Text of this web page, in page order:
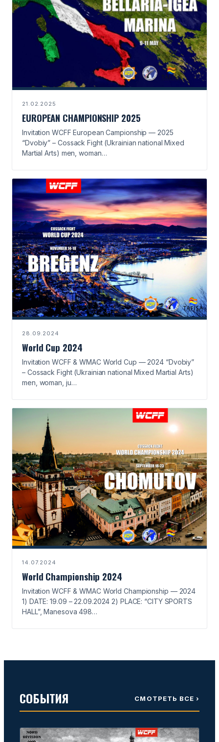
21.02.2025
EUROPEAN CHAMPIONSHIP 2025
Invitation WCFF European Campionship — 2025
“Dvobiy” – Cossack Fight (Ukrainian national Mixed
Martial Arts) men, woman…
28.09.2024
World Cup 2024
Invitation WCFF & WMAC World Cup — 2024 “Dvobiy”
– Cossack Fight (Ukrainian national Mixed Martial Arts)
men, woman, ju…
14.07.2024
World Championship 2024
Invitation WCFF & WMAC World Championship — 2024
1) DATE: 19.09 – 22.09.2024 2) PLACE: “CITY SPORTS
HALL”, Manesova 498…
СОБЫТИЯ СМОТРЕТЬ ВСЕ ›